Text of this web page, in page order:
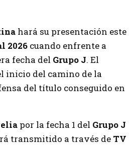
hará su presentación este
2026 cuando enfrente a
fecha del Grupo J. El
inicio del camino de la
del título conseguido en
por la fecha 1 del Grupo J
transmitido a través de TV